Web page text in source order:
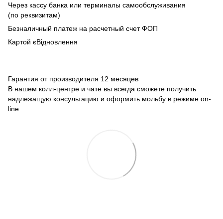
Через кассу банка или терминалы самообслуживания
(по реквизитам)
Безналичный платеж на расчетный счет ФОП
Картой єВідновлення
Гарантия от производителя 12 месяцев
В нашем колл-центре и чате вы всегда сможете получить
надлежащую консультацию и оформить мольбу в режиме on-
line.